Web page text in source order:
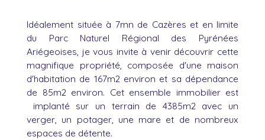
Idéalement située à 7mn de Cazères et en limite
du Parc Naturel Régional des Pyrénées
Ariégeoises, je vous invite à venir découvrir cette
magnifique propriété, composée d'une maison
d'habitation de 167m2 environ et sa dépendance
de 85m2 environ. Cet ensemble immobilier est
implanté sur un terrain de 4385m2 avec un
verger, un potager, une mare et de nombreux
espaces de détente.